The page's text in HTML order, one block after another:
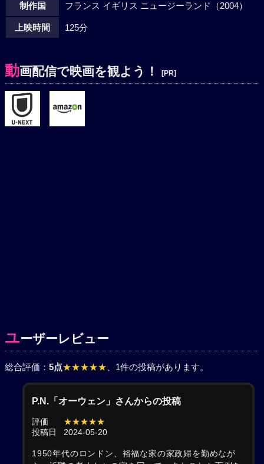
制作国 フランス イギリス ニュージーランド（2004）
上映時間 125分
動画配信で映画を観よう！ [PR]
ユーザーレビュー
総合評価： 5点★★★★★ 、1件の投稿があります。
P.N.「オーウェン」さんからの投稿
評価
★★★★★
投稿日
2024-05-20
1950年代のロンドン、裕福な家の家政婦を勤めなが